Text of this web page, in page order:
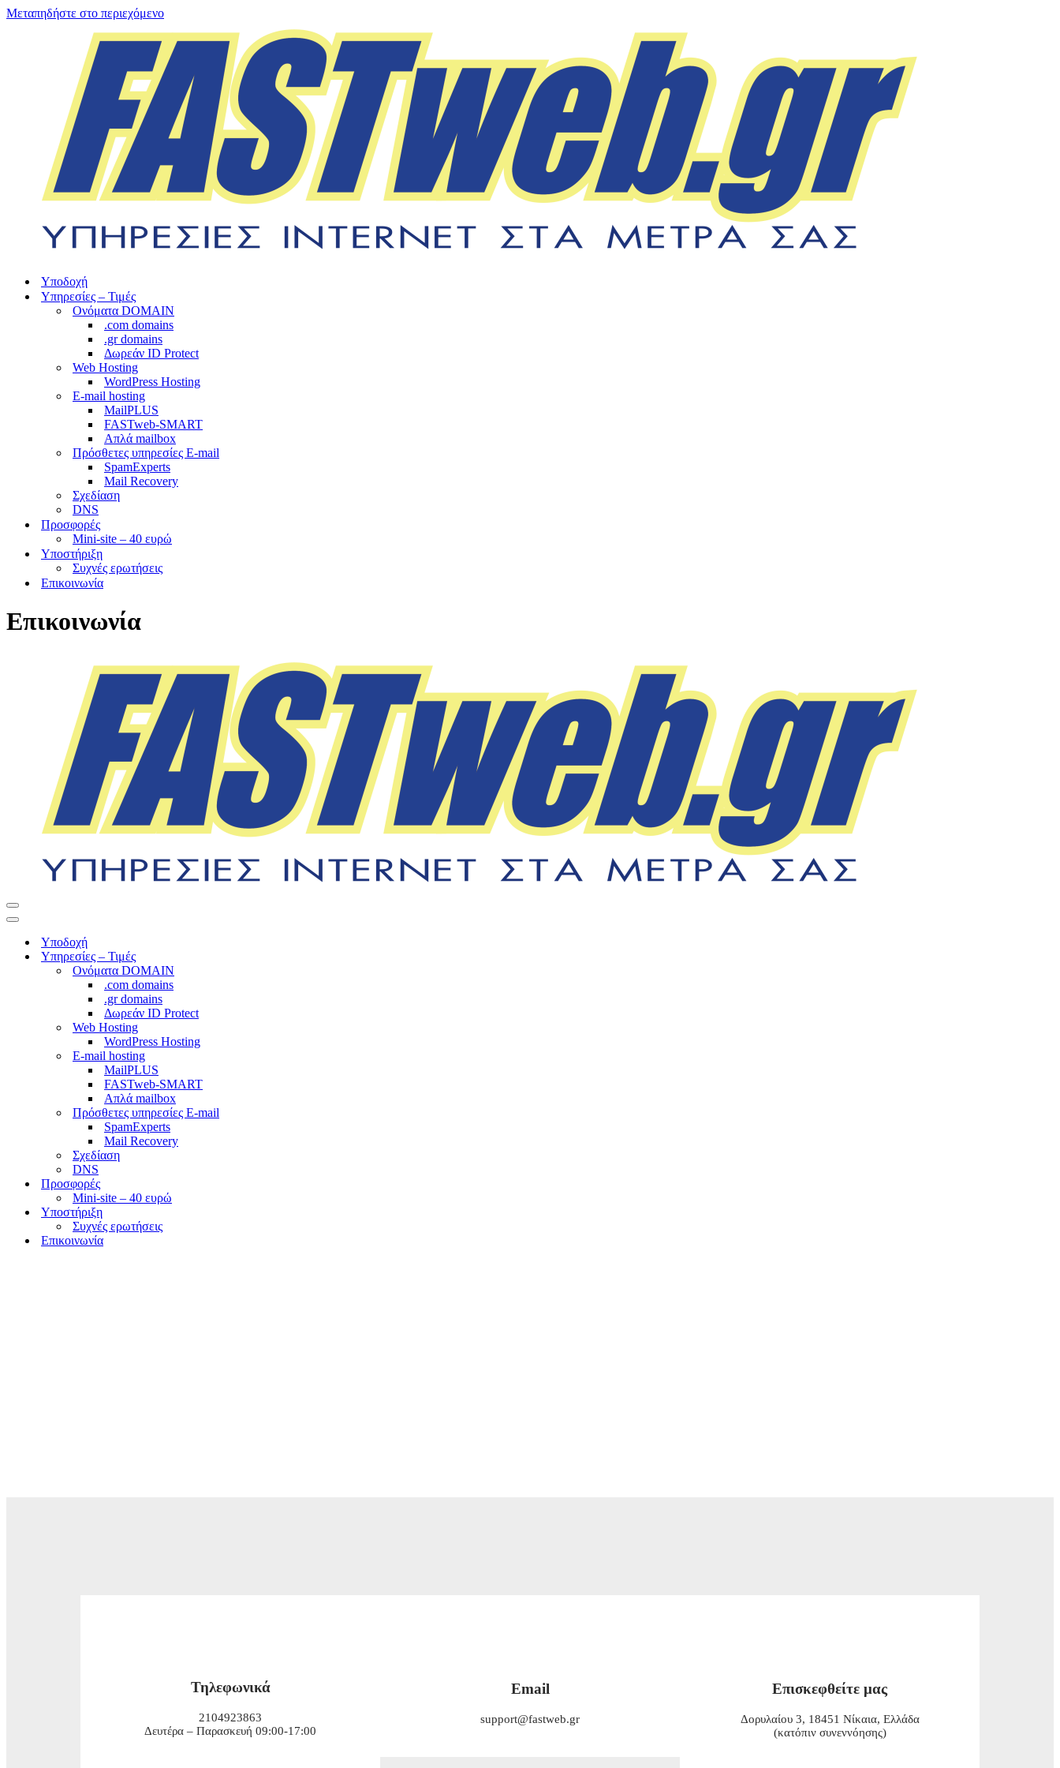
Μεταπηδήστε στο περιεχόμενο
Υποδοχή
Υπηρεσίες – Τιμές
Ονόματα DOMAIN
.com domains
.gr domains
Δωρεάν ID Protect
Web Hosting
WordPress Hosting
E-mail hosting
MailPLUS
FASTweb-SMART
Απλά mailbox
Πρόσθετες υπηρεσίες E-mail
SpamExperts
Mail Recovery
Σχεδίαση
DNS
Προσφορές
Mini-site – 40 ευρώ
Υποστήριξη
Συχνές ερωτήσεις
Επικοινωνία
Επικοινωνία
Μενού
πλοήγησης
Μενού
πλοήγησηςΥποδοχή
Υπηρεσίες – Τιμές
Ονόματα DOMAIN
.com domains
.gr domains
Δωρεάν ID Protect
Web Hosting
WordPress Hosting
E-mail hosting
MailPLUS
FASTweb-SMART
Απλά mailbox
Πρόσθετες υπηρεσίες E-mail
SpamExperts
Mail Recovery
Σχεδίαση
DNS
Προσφορές
Mini-site – 40 ευρώ
Υποστήριξη
Συχνές ερωτήσεις
Επικοινωνία
Τηλεφωνικά
2104923863
Δευτέρα – Παρασκευή 09:00-17:00
Email
support@fastweb.gr
Επισκεφθείτε μας
Δορυλαίου 3, 18451 Νίκαια, Ελλάδα
(κατόπιν συνεννόησης)